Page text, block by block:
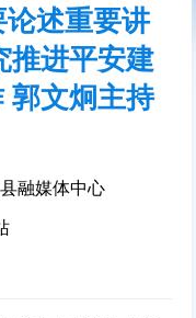
述重要讲
推进平安建
郭文炯主持
融媒体中心